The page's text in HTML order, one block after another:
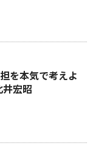
を本気で考えよ
宏昭